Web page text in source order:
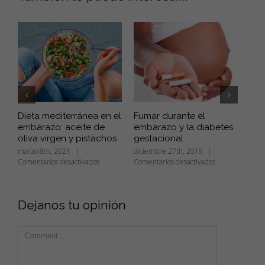
Dieta mediterránea en el
embarazo: aceite de
oliva virgen y pistachos
marzo 8th, 2021
|
Comentarios desactivadosen
el
Fumar durante el
embarazo y la diabetes
gestacional
diciembre 27th, 2019
|
Comentarios desactivadosen
Dejanos tu opinión
Comment